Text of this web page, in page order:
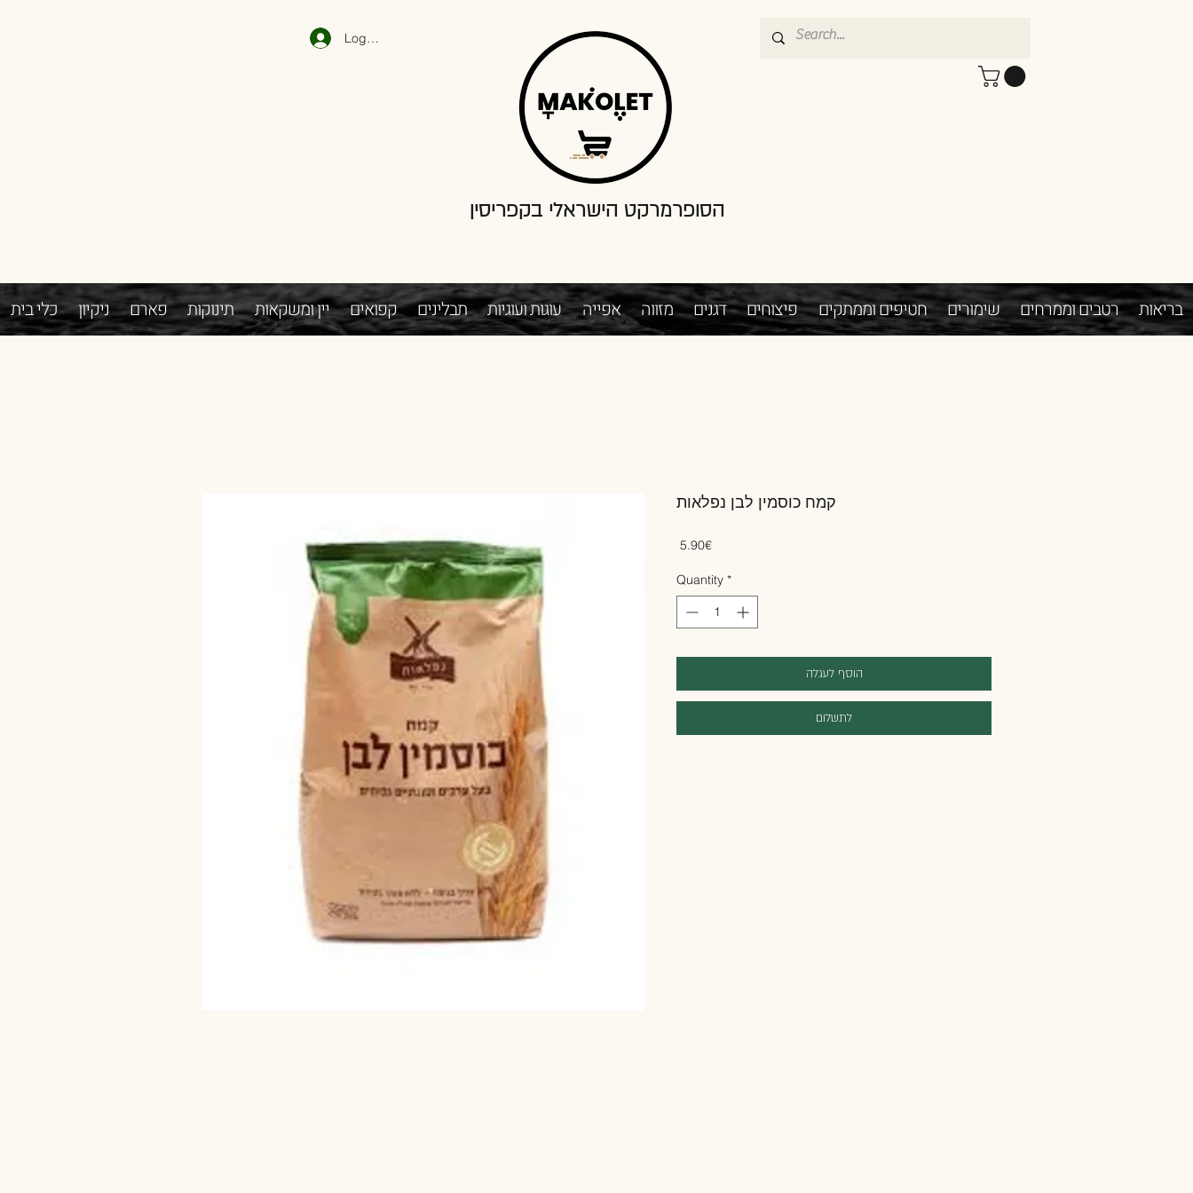
Log In
הסופרמרקט הישראלי בקפריסין
כלי בית ניקיון פארם תינוקות יין ומשקאות קפואים תבלינים עוגות ועוגיות אפייה מזווה דגנים פיצוחים חטיפים וממתקים שימורים רטבים וממרחים בריאות
קמח כוסמין לבן נפלאות
‏5.90 ‏€Price
Quantity *
הוסף לעגלה
לתשלום